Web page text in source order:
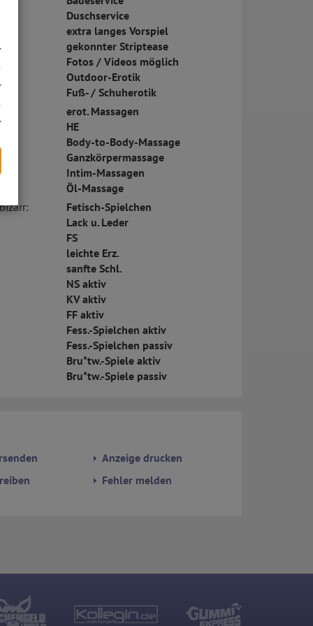
Duschservice
extra langes Vorspiel
gekonnter Striptease
Fotos / Videos möglich
Outdoor-Erotik
Fuß- / Schuherotik
erot. Massagen
HE
Body-to-Body-Massage
Ganzkörpermassage
Intim-Massagen
Öl-Massage
Fetisch-Spielchen
Lack u. Leder
FS
leichte Erz.
sanfte Schl.
NS aktiv
KV aktiv
FF aktiv
Fess.-Spielchen aktiv
Fess.-Spielchen passiv
Bru*tw.-Spiele aktiv
Bru*tw.-Spiele passiv
Anzeige drucken
Fehler melden